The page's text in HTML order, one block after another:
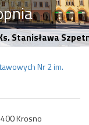
Stanisława
Nr 2 im.
Krosno